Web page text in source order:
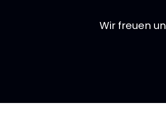
Wir freuen